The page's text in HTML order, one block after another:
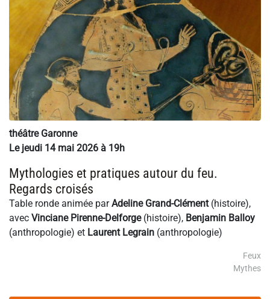
théâtre Garonne
Le jeudi 14 mai 2026 à 19h
Mythologies et pratiques autour du feu.
Regards croisés
Table ronde animée parAdeline Grand-Clément(histoire),
avec Vinciane Pirenne-Delforge(histoire), Benjamin Balloy
(anthropologie) et Laurent Legrain (anthropologie)
Feux
Mythes